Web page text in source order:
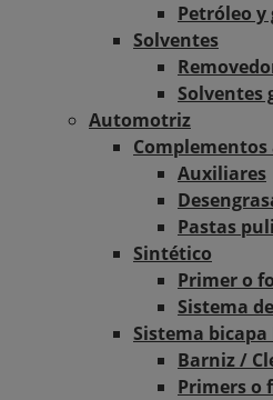
Petróleo y
Solventes
Solventes
Automotriz
Auxiliares
Pastas
Sintético
Primer o
Sistema
Sistema bicapa
Barniz /
Primers o